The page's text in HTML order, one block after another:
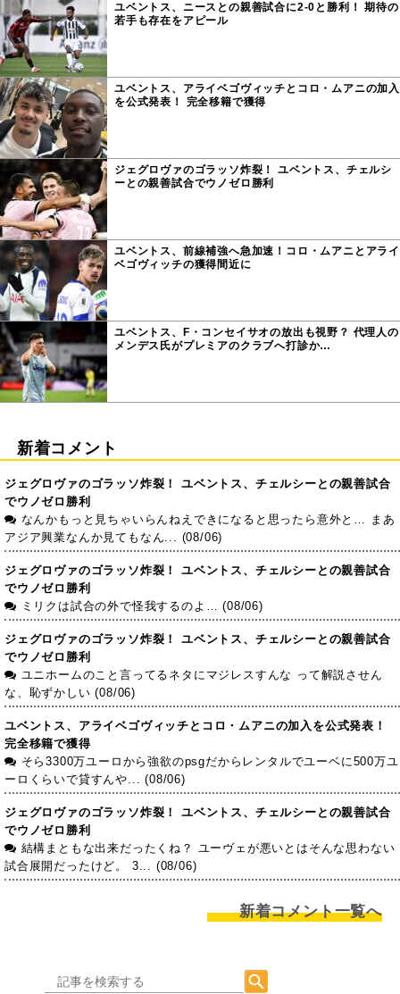
ユベントス、ニースとの親善試合に2-0と勝利！ 期待の
若手も存在をアピール
ユベントス、アライベゴヴィッチとコロ・ムアニの加入
を公式発表！ 完全移籍で獲得
ジェグロヴァのゴラッソ炸裂！ ユベントス、チェルシ
ーとの親善試合でウノゼロ勝利
ユベントス、前線補強へ急加速！コロ・ムアニとアライ
ベゴヴィッチの獲得間近に
ユベントス、F・コンセイサオの放出も視野？ 代理人の
メンデス氏がプレミアのクラブへ打診か…
新着コメント
ジェグロヴァのゴラッソ炸裂！ ユベントス、チェルシーとの親善試合
でウノゼロ勝利
なんかもっと見ちゃいらんねえできになると思ったら意外と… まあ
アジア興業なんか見てもなん... (08/06)
ジェグロヴァのゴラッソ炸裂！ ユベントス、チェルシーとの親善試合
でウノゼロ勝利
ミリクは試合の外で怪我するのよ… (08/06)
ジェグロヴァのゴラッソ炸裂！ ユベントス、チェルシーとの親善試合
でウノゼロ勝利
ユニホームのこと言ってるネタにマジレスすんな って解説させん
な、恥ずかしい (08/06)
ユベントス、アライベゴヴィッチとコロ・ムアニの加入を公式発表！
完全移籍で獲得
そら3300万ユーロから強欲のpsgだからレンタルでユーベに500万ユ
ーロくらいで貸すんや... (08/06)
ジェグロヴァのゴラッソ炸裂！ ユベントス、チェルシーとの親善試合
でウノゼロ勝利
結構まともな出来だったくね？ ユーヴェが悪いとはそんな思わない
試合展開だったけど。 3... (08/06)
新着コメント一覧へ